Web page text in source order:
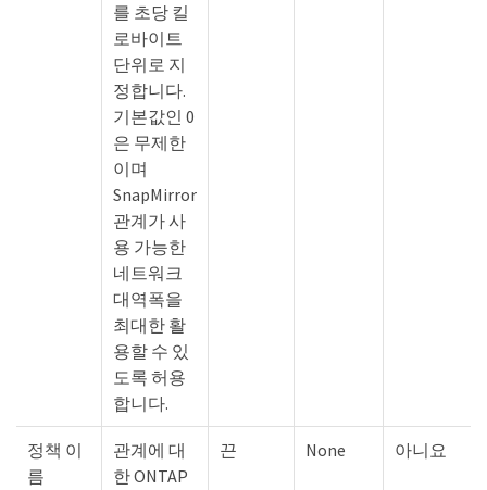
를 초당 킬
로바이트
단위로 지
정합니다.
기본값인 0
은 무제한
이며
SnapMirror
관계가 사
용 가능한
네트워크
대역폭을
최대한 활
용할 수 있
도록 허용
합니다.
정책 이
름
관계에 대
한 ONTAP
끈 None 아니요